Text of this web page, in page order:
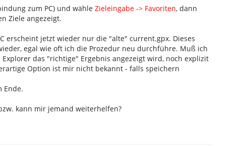
zum PC) und wähle Zieleingabe -> Favoriten, dann
Ziele angezeigt.
erscheint jetzt wieder nur die "alte" current.gpx. Dieses
egal wie oft ich die Prozedur neu durchführe. Muß ich
das "richtige" Ergebnis angezeigt wird, noch explizit
Option ist mir nicht bekannt - falls speichern
Ende.
kann mir jemand weiterhelfen?